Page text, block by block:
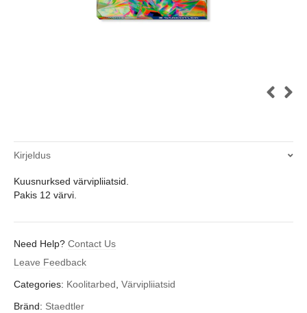
Kirjeldus
Kuusnurksed värvipliiatsid.
Pakis 12 värvi.
Need Help? Contact Us
Leave Feedback
Categories: Koolitarbed, Värvipliiatsid
Bränd: Staedtler